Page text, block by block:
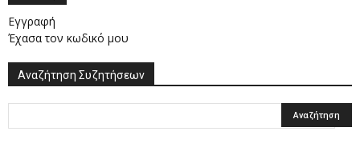
Εγγραφή
Έχασα τον κωδικό μου
Αναζήτηση Συζητήσεων